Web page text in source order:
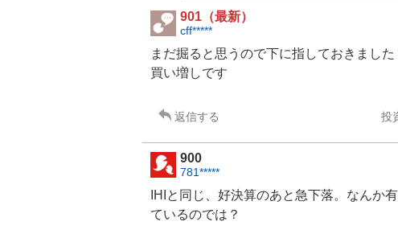
い
た
い
1
2
%
様
子
見
2
5
%
901（最新）
cff*****
まだ掘ると思うので下に指しておきました
買い増しです
返信する 投
900
781*****
IHI と同じ、好決算のあと急下落。なんか
ているのでは？